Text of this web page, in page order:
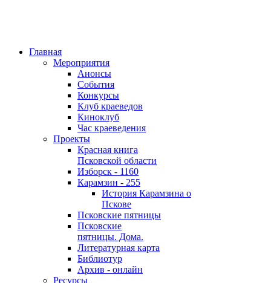
Главная
Мероприятия
Анонсы
События
Конкурсы
Клуб краеведов
Киноклуб
Час краеведения
Проекты
Красная книга
Псковской области
Изборск - 1160
Карамзин - 255
История Карамзина о
Пскове
Псковские пятницы
Псковские
пятницы. Дома.
Литературная карта
Библиотур
Архив - онлайн
Ресурсы